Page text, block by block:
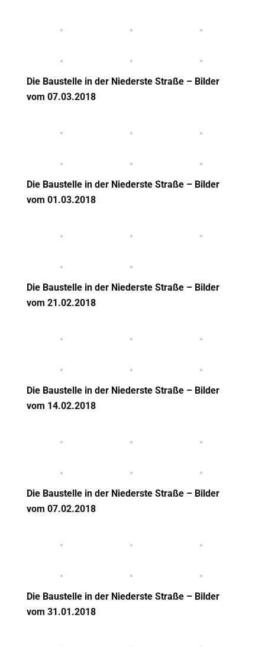
Die Baustelle in der Niederste Straße – Bilder
vom 07.03.2018
Die Baustelle in der Niederste Straße – Bilder
vom 01.03.2018
Die Baustelle in der Niederste Straße – Bilder
vom 21.02.2018
Die Baustelle in der Niederste Straße – Bilder
vom 14.02.2018
Die Baustelle in der Niederste Straße – Bilder
vom 07.02.2018
Die Baustelle in der Niederste Straße – Bilder
vom 31.01.2018